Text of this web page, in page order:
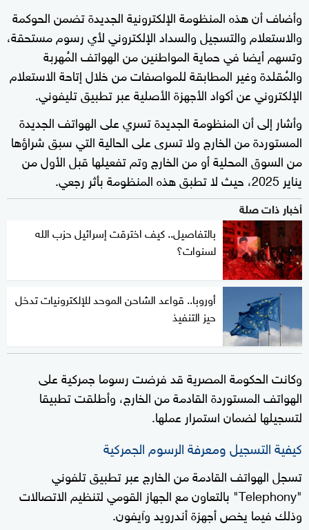
وأضاف أن هذه المنظومة الإلكترونية الجديدة تضمن الحوكمة
والاستعلام والتسجيل والسداد الإلكتروني لأي رسوم مستحقة،
وتسهم أيضا في حماية المواطنين من الهواتف المُهربة
والمُقلدة وغير المطابقة للمواصفات من خلال إتاحة الاستعلام
الإلكتروني عن أكواد الأجهزة الأصلية عبر تطبيق تليفوني.
وأشار إلى أن المنظومة الجديدة تسري على الهواتف الجديدة
المستوردة من الخارج ولا تسرى على الحالية التي سبق شراؤها
من السوق المحلية أو من الخارج وتم تفعيلها قبل الأول من
يناير 2025، حيث لا تطبق هذه المنظومة بأثر رجعي.
أخبار ذات صلة
بالتفاصيل.. كيف اخترقت إسرائيل حزب الله
لسنوات؟
أوروبا.. قواعد الشاحن الموحد للإلكترونيات تدخل
حيز التنفيذ
وكانت الحكومة المصرية قد فرضت رسوما جمركية على
الهواتف المستوردة القادمة من الخارج، وأطلقت تطبيقا
لتسجيلها لضمان استمرار عملها.
كيفية التسجيل ومعرفة الرسوم الجمركية
تسجل الهواتف القادمة من الخارج عبر تطبيق تلفوني
"Telephony" بالتعاون مع الجهاز القومي لتنظيم الاتصالات
وذلك فيما يخص أجهزة أندرويد وآيفون.